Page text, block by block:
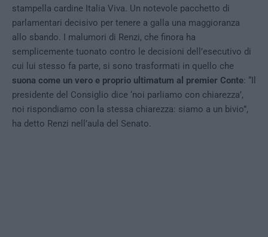
stampella cardine Italia Viva. Un notevole pacchetto di
parlamentari decisivo per tenere a galla una maggioranza
allo sbando. I malumori di Renzi, che finora ha
semplicemente tuonato contro le decisioni dell’esecutivo di
cui lui stesso fa parte, si sono trasformati in quello che
suona come un vero e proprio ultimatum al premier Conte: “Il
presidente del Consiglio dice ‘noi parliamo con chiarezza’,
noi rispondiamo con la stessa chiarezza: siamo a un bivio”,
ha detto Renzi nell’aula del Senato.